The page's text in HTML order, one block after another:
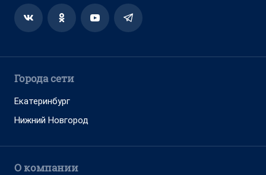
Города сети
Екатеринбург
Нижний Новгород
О компании